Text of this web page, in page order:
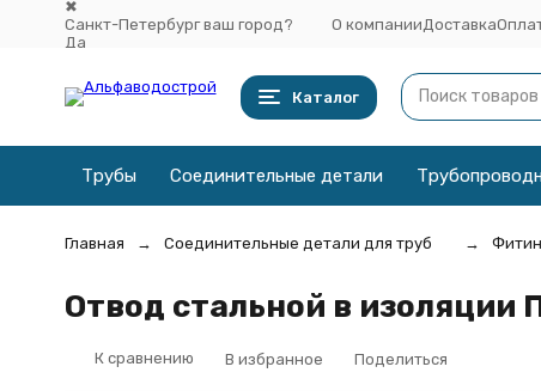
✖
Санкт-Петербург ваш город?
Да
О компании Доставка
Каталог
Трубы Соединительные детали
Главная Соединительные детали для труб
Отвод стальной в изоляции
К сравнению В избранное Поделиться